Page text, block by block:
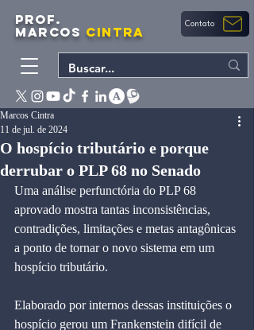
PROF.
MARCOS CINTRA Contato
O hospício tributário e porque
derrubar o PLP 68 no Senado
Marcos Cintra
11 de jul. de 2024
Uma análise perfunctória do PLP 68
aprovado mostra tantas inconsistências,
contradições, limitações e metas antagônicas
a ponto de tornar o novo sistema em um
hospício tributário.
Elaborado por internos dessas instituições o
hospício gerou um Frankenstein difícil de